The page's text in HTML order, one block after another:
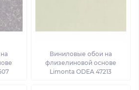
Виниловые обои на
флизелиновой основе
Limonta ODEA 47213